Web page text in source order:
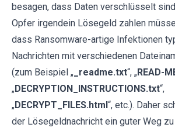
besagen, dass Daten verschlüsselt
Opfer irgendein Lösegeld zahlen
dass Ransomware-artige Infektionen
Nachrichten mit verschiedenen
(zum Beispiel „ _readme.txt“, „READ-
„DECRYPTION_INSTRUCTIONS.txt“,
„DECRYPT_FILES.html“, etc.). Daher
der Lösegeldnachricht ein guter Weg